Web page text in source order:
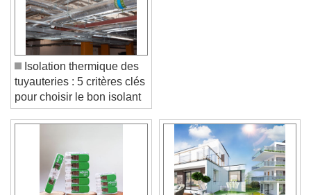
Video Player is loading.
Play Video
Isolation thermique des
tuyauteries : 5 critères clés
pour choisir le bon isolant